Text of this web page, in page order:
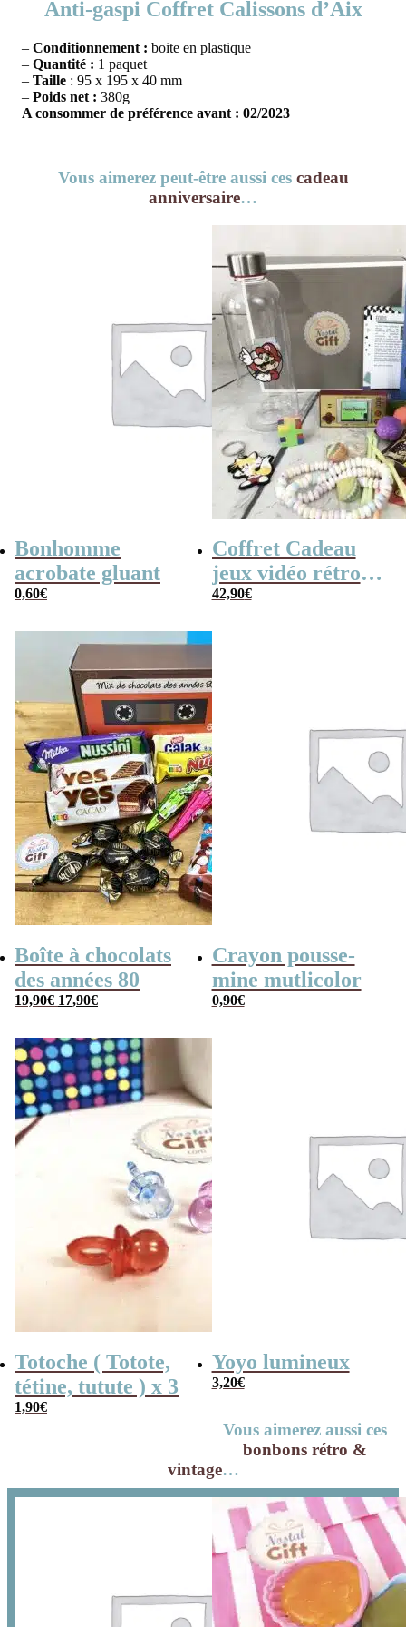
Anti-gaspi Coffret Calissons d’Aix
– Conditionnement : boite en plastique
– Quantité : 1 paquet
– Taille : 95 x 195 x 40 mm
– Poids net : 380g
A consommer de préférence avant : 02/2023
Vous aimerez peut-être aussi ces cadeau
anniversaire…
Bonhomme
acrobate gluant
0,60€
Coffret Cadeau
jeux vidéo rétro
(avec sa console de
42,90€
Boîte à chocolats
des années 80
19,90€ Le
était :
19,90€.
17,90€Le
est :
17,90€.
Crayon pousse-
mine mutlicolor
0,90€
Totoche ( Totote,
tétine, tutute ) x 3
1,90€
Yoyo lumineux
3,20€
Vous aimerez aussi ces
bonbons rétro &
vintage…